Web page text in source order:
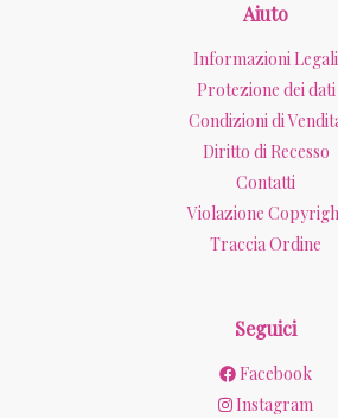
Aiuto
Informazioni Legali
Protezione dei dati
Condizioni di
Diritto di Recesso
Contatti
Violazione
Traccia Ordine
Seguici
Facebook
Instagram